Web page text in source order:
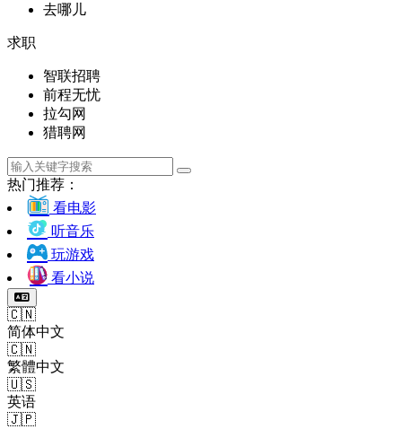
去哪儿
求职
智联招聘
前程无忧
拉勾网
猎聘网
热门推荐：
看电影
听音乐
玩游戏
看小说
🇨🇳
简体中文
🇨🇳
繁體中文
🇺🇸
英语
🇯🇵